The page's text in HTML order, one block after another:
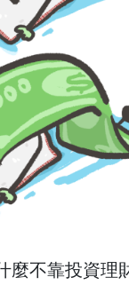
麼不靠投資理